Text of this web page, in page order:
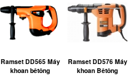
Ramset DD565 Máy
khoan bêtông
Ramset DD576 Máy
khoan Bêtông